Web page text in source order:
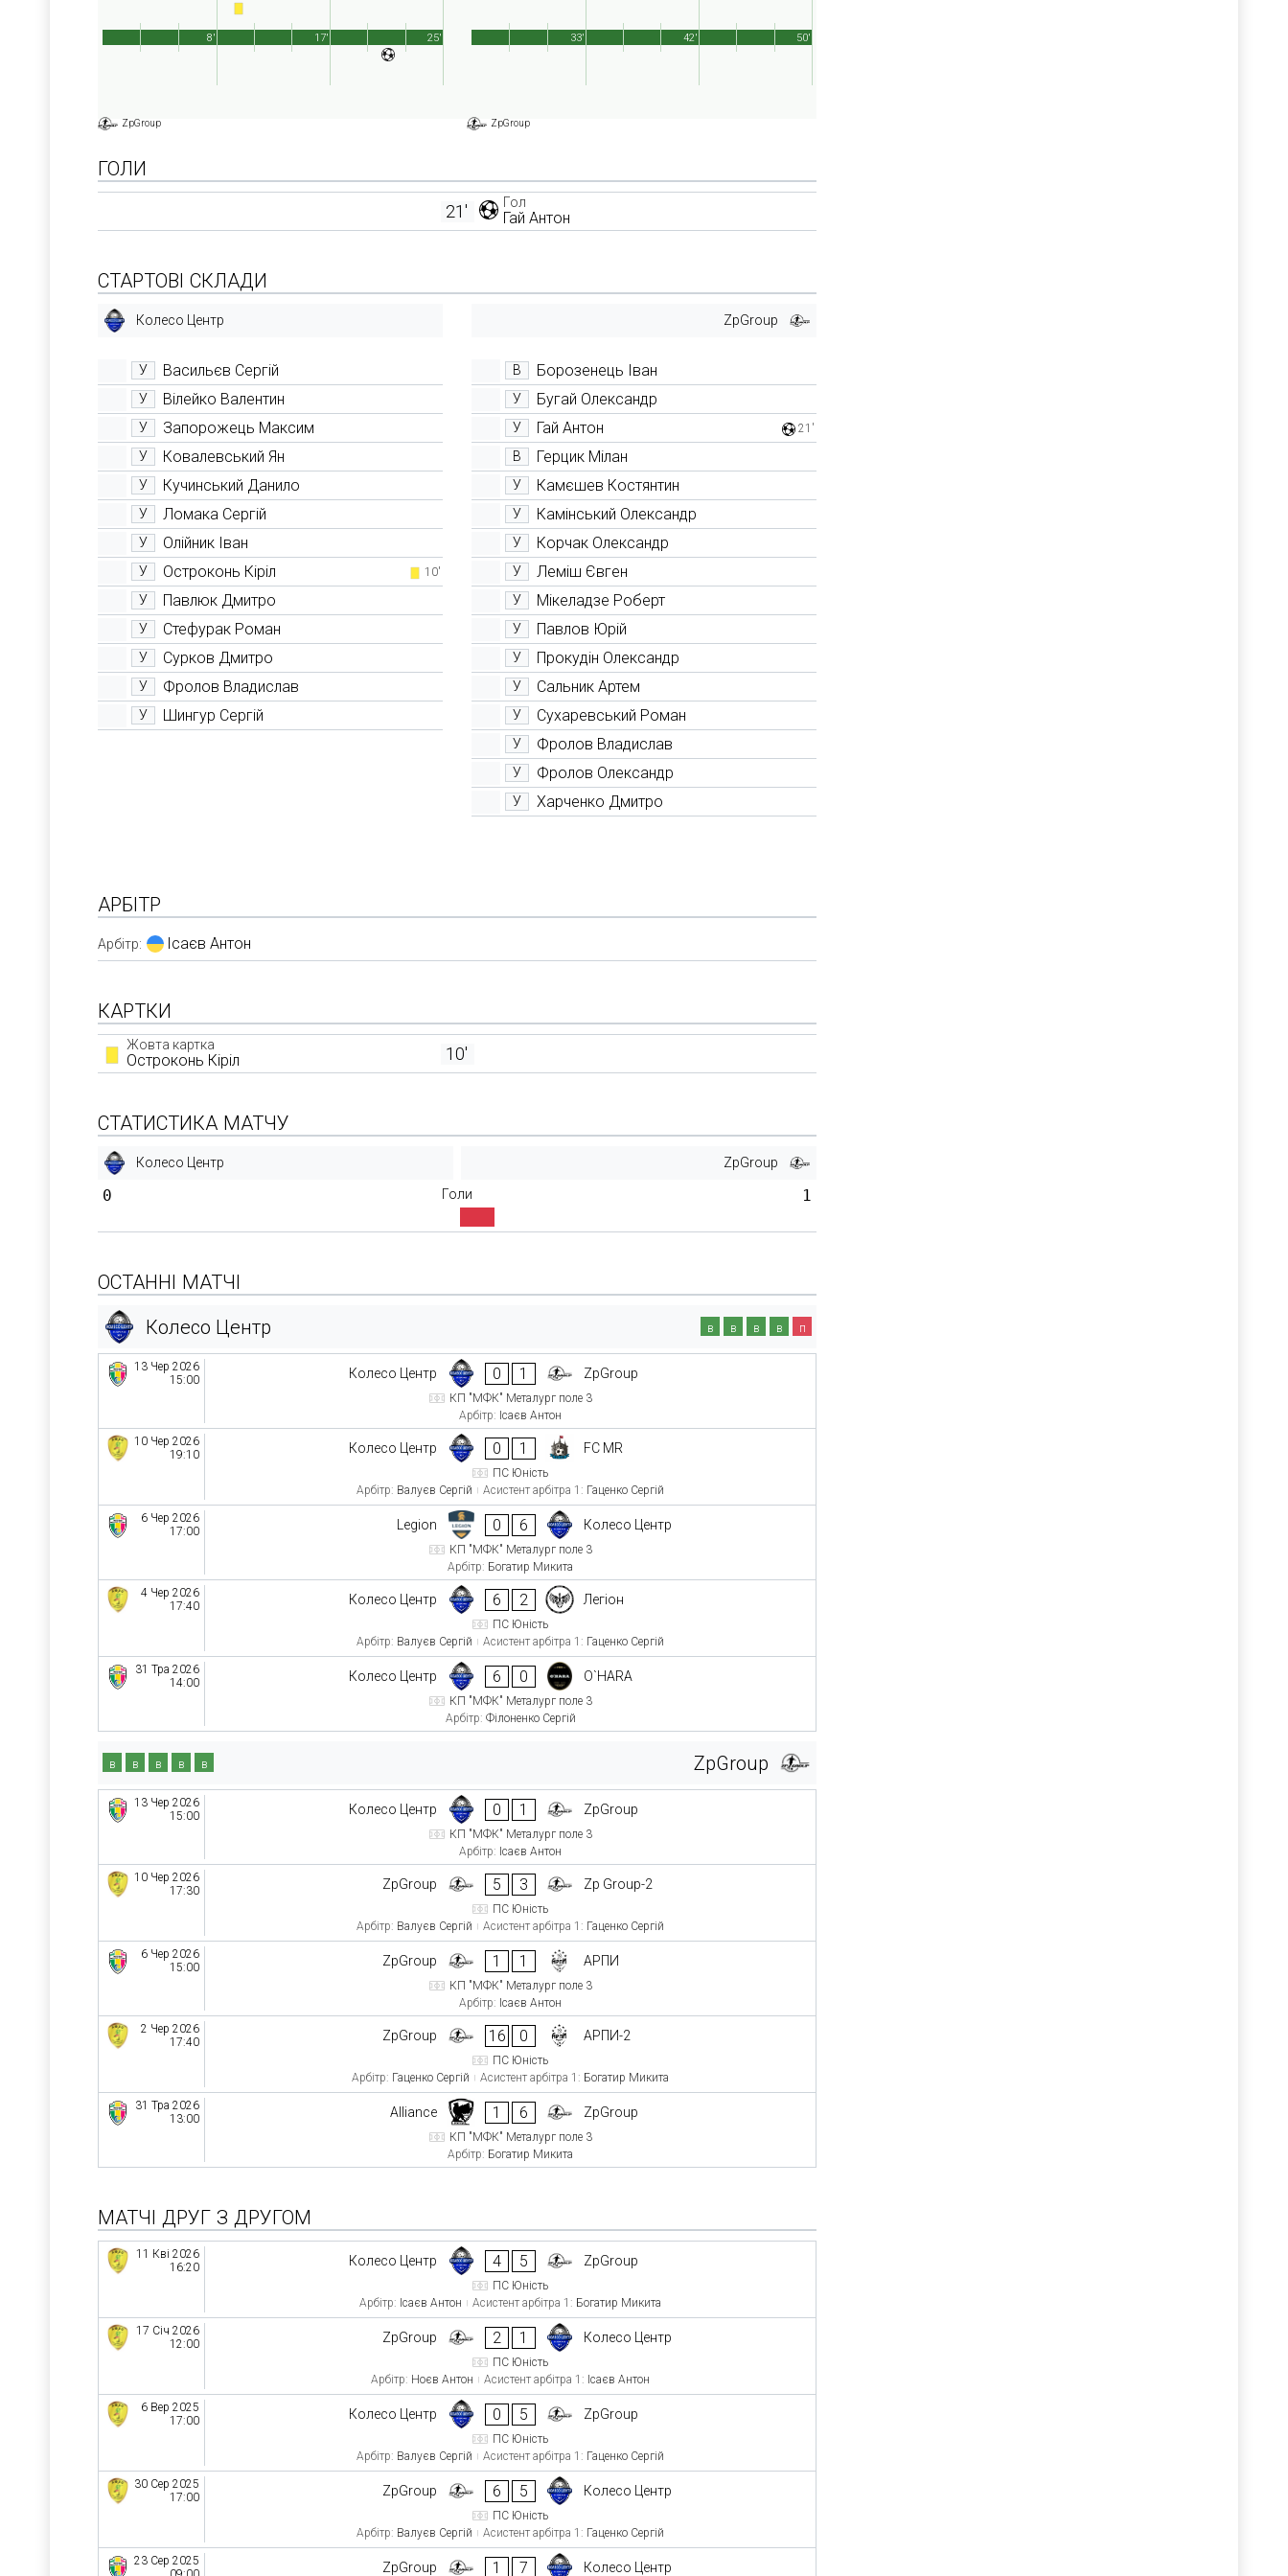
ZpGroup
25'
8' 17'
ZpGroup
50'
33' 42'
ГОЛИ
21' Гол
Гай Антон
СТАРТОВІ СКЛАДИ
Колесо Центр
У Васильєв Сергій
У Вілейко Валентин
У Запорожець Максим
У Ковалевський Ян
У Кучинський Данило
У Ломака Сергій
У Олійник Іван
У Остроконь Кіріл 10'
У Павлюк Дмитро
У Стефурак Роман
У Сурков Дмитро
У Фролов Владислав
У Шингур Сергій
ZpGroup
В Борозенець Іван
У Бугай Олександр
У Гай Антон 21'
В Герцик Мілан
У Камєшев Костянтин
У Камінський Олександр
У Корчак Олександр
У Леміш Євген
У Мікеладзе Роберт
У Павлов Юрій
У Прокудін Олександр
У Сальник Артем
У Сухаревський Роман
У Фролов Владислав
У Фролов Олександр
У Харченко Дмитро
АРБІТР
Арбітр: Ісаєв Антон
КАРТКИ
Жовта картка
Остроконь Кіріл 10'
СТАТИСТИКА МАТЧУ
Колесо Центр ZpGroup
0 Голи 1
ОСТАННІ МАТЧІ
Колесо Центр
в в в в п
13 Чер 2026
15:00
Колесо Центр 0 1 ZpGroup
КП "МФК" Металург поле 3
Арбітр: Ісаєв Антон
10 Чер 2026
19:10
Колесо Центр 0 1 FC MR
ПС Юність
Арбітр: Валуєв Сергій Асистент арбітра 1: Гаценко Сергій
6 Чер 2026
17:00
Legion 0 6 Колесо Центр
КП "МФК" Металург поле 3
Арбітр: Богатир Микита
4 Чер 2026
17:40
Колесо Центр 6 2 Легіон
ПС Юність
Арбітр: Валуєв Сергій Асистент арбітра 1: Гаценко Сергій
31 Тра 2026
14:00
Колесо Центр 6 0 O`HARA
КП "МФК" Металург поле 3
Арбітр: Філоненко Сергій
ZpGroup
в в в в в
13 Чер 2026
15:00
Колесо Центр 0 1 ZpGroup
КП "МФК" Металург поле 3
Арбітр: Ісаєв Антон
10 Чер 2026
17:30
ZpGroup 5 3 Zp Group-2
ПС Юність
Арбітр: Валуєв Сергій Асистент арбітра 1: Гаценко Сергій
6 Чер 2026
15:00
ZpGroup 1 1 АРПИ
КП "МФК" Металург поле 3
Арбітр: Ісаєв Антон
2 Чер 2026
17:40
ZpGroup 16 0 АРПИ-2
ПС Юність
Арбітр: Гаценко Сергій Асистент арбітра 1: Богатир Микита
31 Тра 2026
13:00
Alliance 1 6 ZpGroup
КП "МФК" Металург поле 3
Арбітр: Богатир Микита
МАТЧІ ДРУГ З ДРУГОМ
11 Кві 2026
16:20
Колесо Центр 4 5 ZpGroup
ПС Юність
Арбітр: Ісаєв Антон Асистент арбітра 1: Богатир Микита
17 Січ 2026
12:00
ZpGroup 2 1 Колесо Центр
ПС Юність
Арбітр: Ноєв Антон Асистент арбітра 1: Ісаєв Антон
6 Вер 2025
17:00
Колесо Центр 0 5 ZpGroup
ПС Юність
Арбітр: Валуєв Сергій Асистент арбітра 1: Гаценко Сергій
30 Сер 2025
17:00
ZpGroup 6 5 Колесо Центр
ПС Юність
Арбітр: Валуєв Сергій Асистент арбітра 1: Гаценко Сергій
23 Сер 2025
ZpGroup 1 7 Колесо Центр